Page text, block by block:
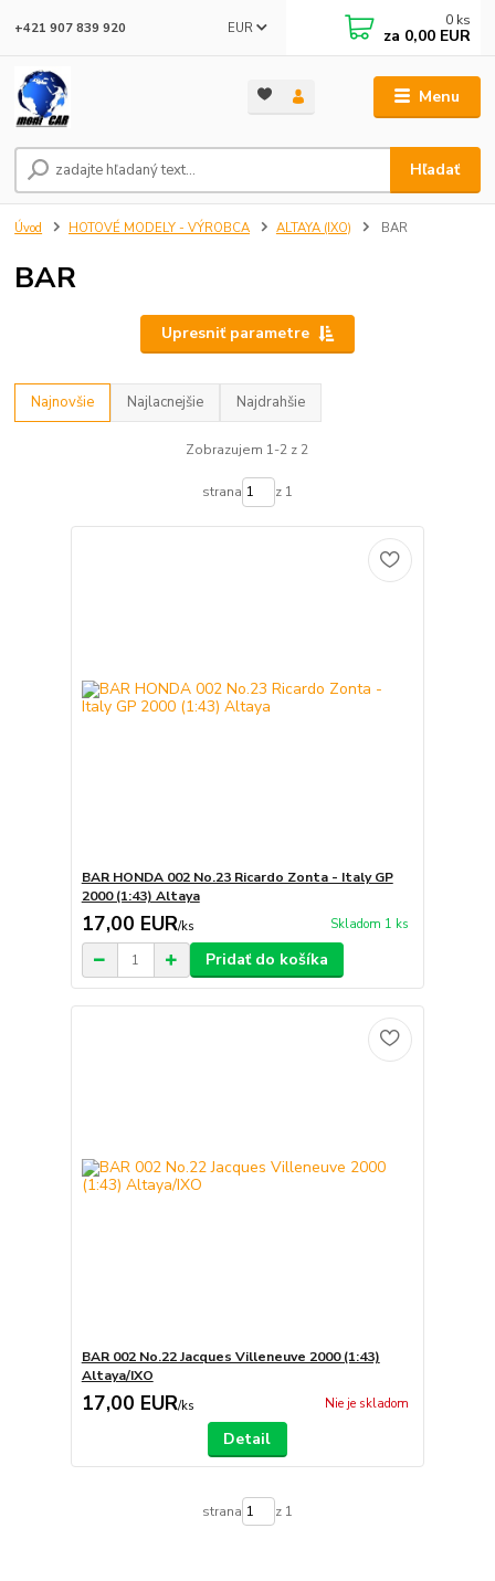
Menu
EUR
Hľadať
+421 907 839 920 0 ks
za 0,00 EUR
Úvod HOTOVÉ MODELY - VÝROBCA ALTAYA (IXO) BAR
BAR
Upresniť parametre
Najnovšie Najlacnejšie Najdrahšie
Zobrazujem 1-2 z 2
strana z 1
BAR HONDA 002 No.23 Ricardo Zonta - Italy GP
2000 (1:43) Altaya
17,00 EUR/ks Skladom 1 ks
Pridať do košíka
BAR 002 No.22 Jacques Villeneuve 2000 (1:43)
Altaya/IXO
17,00 EUR/ks Nie je skladom
Detail
strana z 1